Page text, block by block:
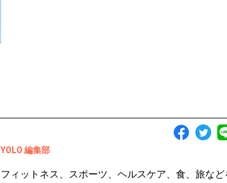
YOLO 編集部
フィットネス、スポーツ、ヘルスケア、食、旅など